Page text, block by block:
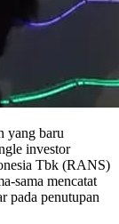
yang baru
investor
Tbk (RANS)
sama mencatat
pada penutupan